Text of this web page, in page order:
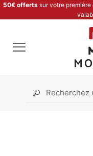
50€ offertssur votre première